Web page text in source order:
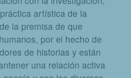
artística de la
la premisa de que
por el hecho de
de historias y están
una relación activa